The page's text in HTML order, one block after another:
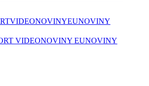
VIDEONOVINYEUNOVINY
VIDEONOVINY EUNOVINY